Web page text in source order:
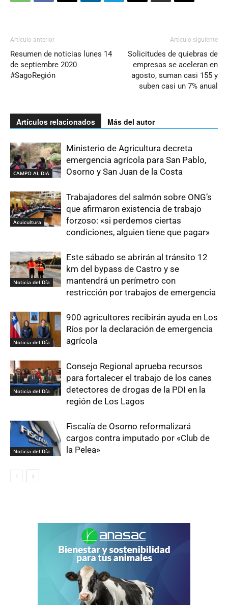
Artículo anterior
Resumen de noticias lunes 14
de septiembre 2020
#SagoRegión
Artículo siguiente
Solicitudes de quiebras de
empresas se aceleran en
agosto, suman casi 155 y
suben casi un 7% anual
Artículos relacionados Más del autor
CAMPO AL DIA
Ministerio de Agricultura decreta
emergencia agrícola para San Pablo,
Osorno y San Juan de la Costa
Acuicultura
Trabajadores del salmón sobre ONG’s
que afirmaron existencia de trabajo
forzoso: «si perdemos ciertas
condiciones, alguien tiene que pagar»
Noticia del Día
Este sábado se abrirán al tránsito 12
km del bypass de Castro y se
mantendrá un perímetro con
restricción por trabajos de emergencia
Noticia del Día
900 agricultores recibirán ayuda en Los
Ríos por la declaración de emergencia
agrícola
Noticia del Día
Consejo Regional aprueba recursos
para fortalecer el trabajo de los canes
detectores de drogas de la PDI en la
región de Los Lagos
Noticia del Día
Fiscalía de Osorno reformalizará
cargos contra imputado por «Club de
la Pelea»